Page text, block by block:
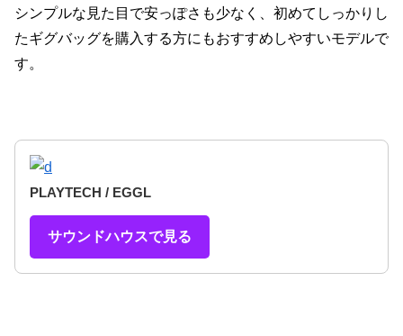
シンプルな見た目で安っぽさも少なく、初めてしっかりし
たギグバッグを購入する方にもおすすめしやすいモデルで
す。
PLAYTECH / EGGL
サウンドハウスで見る